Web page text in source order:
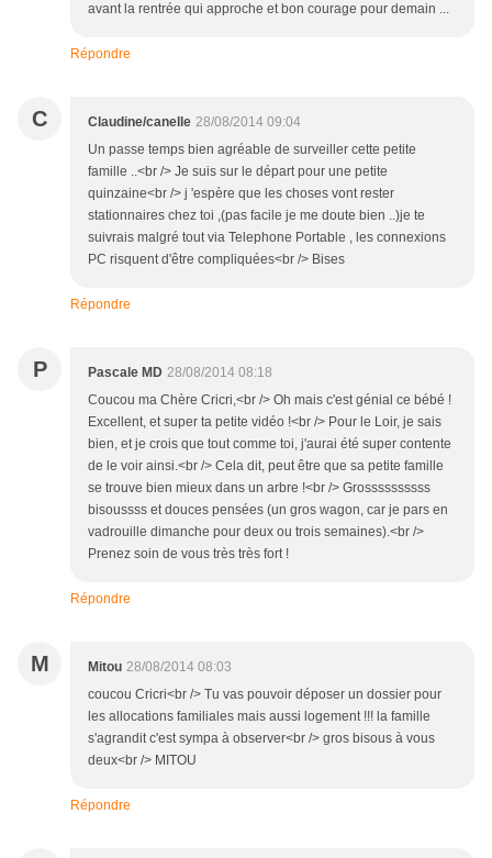
avant la rentrée qui approche et bon courage pour demain ...
Répondre
C Claudine/canelle 28/08/2014 09:04
Un passe temps bien agréable de surveiller cette petite
famille ..<br /> Je suis sur le départ pour une petite
quinzaine<br /> j 'espère que les choses vont rester
stationnaires chez toi ,(pas facile je me doute bien ..)je te
suivrais malgré tout via Telephone Portable , les connexions
PC risquent d'être compliquées<br /> Bises
Répondre
P Pascale MD 28/08/2014 08:18
Coucou ma Chère Cricri,<br /> Oh mais c'est génial ce bébé !
Excellent, et super ta petite vidéo !<br /> Pour le Loir, je sais
bien, et je crois que tout comme toi, j'aurai été super contente
de le voir ainsi.<br /> Cela dit, peut être que sa petite famille
se trouve bien mieux dans un arbre !<br /> Grossssssssss
bisoussss et douces pensées (un gros wagon, car je pars en
vadrouille dimanche pour deux ou trois semaines).<br />
Prenez soin de vous très très fort !
Répondre
M Mitou 28/08/2014 08:03
coucou Cricri<br /> Tu vas pouvoir déposer un dossier pour
les allocations familiales mais aussi logement !!! la famille
s'agrandit c'est sympa à observer<br /> gros bisous à vous
deux<br /> MITOU
Répondre